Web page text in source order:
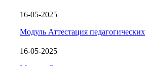
16-05-2025
Модуль Аттестация
16-05-2025